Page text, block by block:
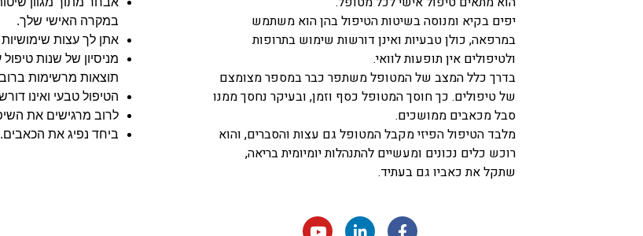
יפים בקיא ומנוסה בשיטות הטיפול בהן הוא משתמש
במרפאה, כולן טבעיות ואינן דורשות שימוש בתרופות
ולטיפולים אין תופעות לוואי.
בדרך כלל המצב של המטופל משתפר כבר במספר מצומצם
של טיפולים. כך חוסך המטופל כסף וזמן, ובעיקר נחסך ממנו
סבל מכאבים ממושכים.
מלבד הטיפול הפיזי מקבל המטופל גם עצות והסברים, והוא
רוכש כלים נכונים ומעשיים להתנהלות יומיומית בריאה,
שתקל את כאביו גם בעתיד.
במקרה האישי שלך.
אתן לך עצות שימושיות
מניסיון של שנות
תוצאות מרשימות
הטיפול טבעי ואינו
לרוב מרגישים את
ביחד נפיג את הכאבים.